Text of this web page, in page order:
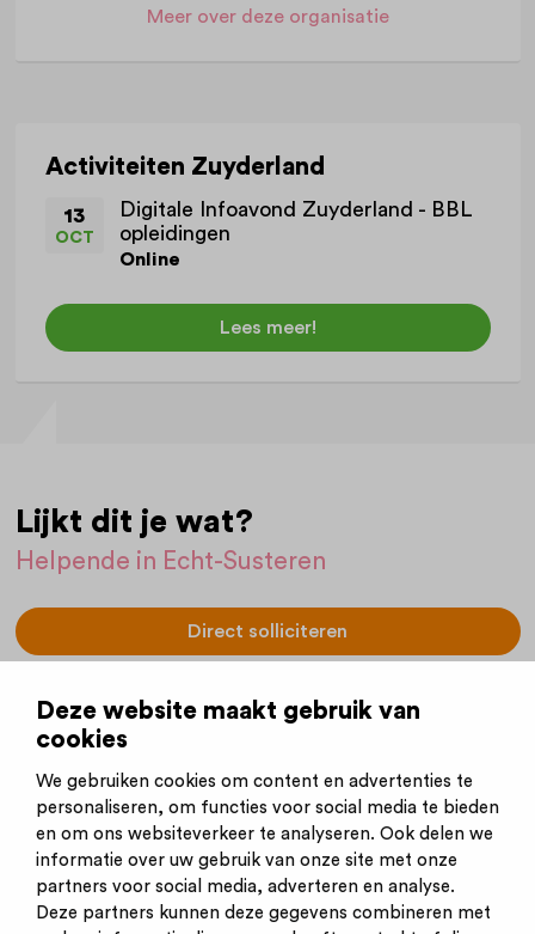
Deze website maakt gebruik van
cookies
We gebruiken cookies om content en advertenties te
personaliseren, om functies voor social media te bieden
en om ons websiteverkeer te analyseren. Ook delen we
informatie over uw gebruik van onze site met onze
partners voor social media, adverteren en analyse.
Deze partners kunnen deze gegevens combineren met
Meer over deze organisatie
Activiteiten Zuyderland
13
OCT
Digitale Infoavond Zuyderland - BBL
opleidingen
Online
Lees meer!
Lijkt dit je wat?
Helpende in Echt-Susteren
Direct solliciteren
Vacaturenummer:
(Handig om bij de hand te houden.)
Plaatsingsdatum:20-02-2026
Sluitingsdatum: 31-12-2026